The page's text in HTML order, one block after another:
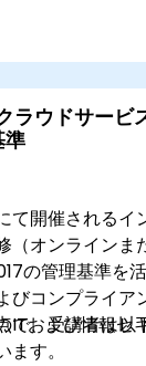
ラウドサービ
準
て開催されるイ
（オンラインま
の管理基準を
びコンプライア
ITおよび情報セ
す。
で、受講者は以